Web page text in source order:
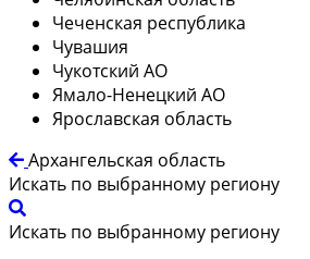
Чеченская республика
Чувашия
Чукотский АО
Ямало-Ненецкий АО
Ярославская область
Архангельская область
Искать по выбранному региону
Искать по выбранному региону